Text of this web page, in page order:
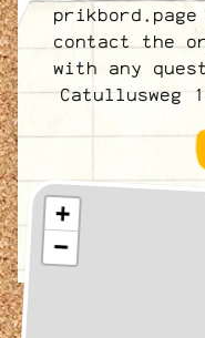
contact the
with any
Catullusweg
+
−